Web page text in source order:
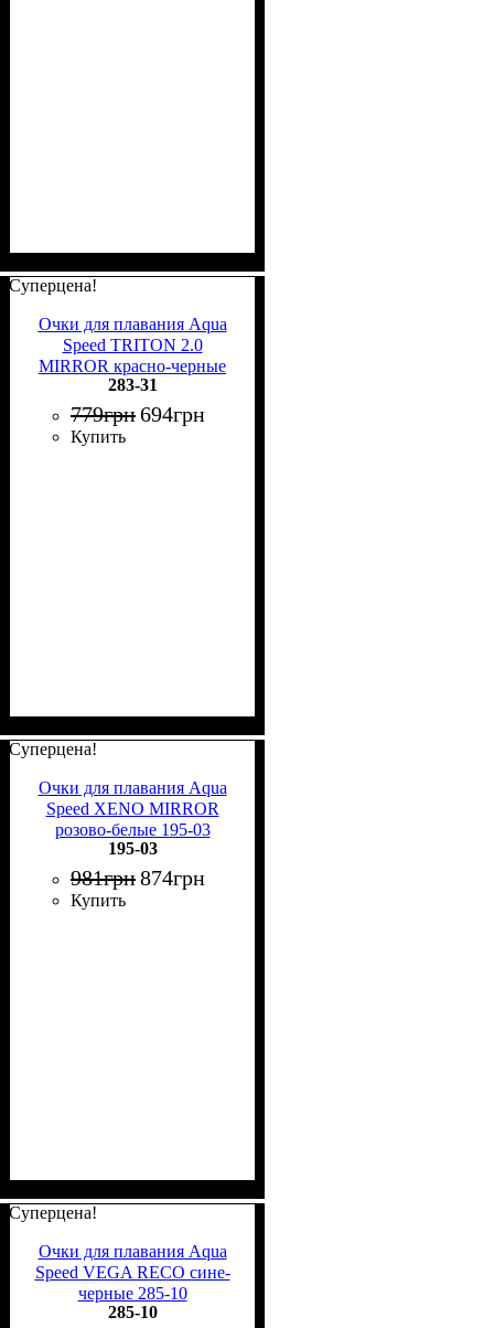
Суперцена!
Очки для плавания Aqua
Speed TRITON 2.0
MIRROR красно-черные
283-31
283-31
779грн694грн
Купить
Суперцена!
Очки для плавания Aqua
Speed XENO MIRROR
розово-белые 195-03
195-03
981грн874грн
Купить
Суперцена!
Очки для плавания Aqua
Speed VEGA RECO сине-
черные 285-10
285-10